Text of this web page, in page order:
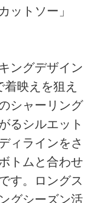
ットソー」
ングデザイン
映えを狙え
シャーリング
るシルエット
ィラインをさ
トムと合わせ
す。ロングス
グシーズン活